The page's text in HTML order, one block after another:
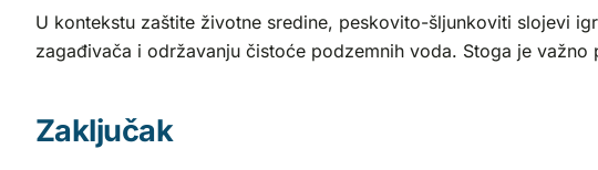
U kontekstu zaštite životne sredine, peskovito-šljunkoviti slojevi
zagađivača i održavanju čistoće podzemnih voda. Stoga je
Zaključak